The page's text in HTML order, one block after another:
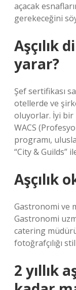
açacak
gerekeceğini
Aşçılık
yarar?
Şef sertifikası
otellerde ve
oluyorlar. İyi
WACS
programı,
“City & Guilds”
Aşçılık
Gastronomi ve
Gastronomi
catering
fotoğrafçılığı
2 yıllık